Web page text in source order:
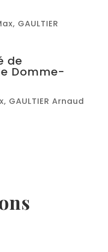
GAULTIER
de
Domme-
GAULTIER Arnaud